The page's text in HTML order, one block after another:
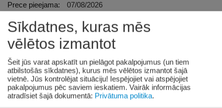
Prece pieejama: 07/08/2026
+
− Grozā
Pievienot vēlmju sarakstam
Piegāde
Preču izsniegšanas punktos -
bezmaksas!
Sīkdatnes, kuras mēs
vēlētos izmantot
Šeit jūs varat apskatīt un pielāgot pakalpojumus (un tiem
atbilstošās sīkdatnes), kurus mēs vēlētos izmantot šajā
vietnē. Jūs kontrolējat situāciju! Iespējojiet vai atspējojiet
pakalpojumus pēc saviem ieskatiem. Vairāk informācijas
atradīsiet šajā dokumentā: Privātuma politika.